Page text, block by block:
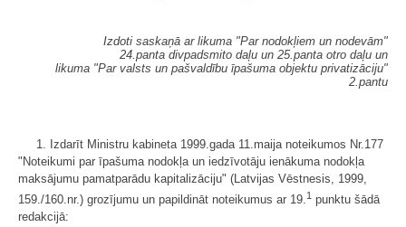
Izdoti saskaņā ar likuma "Par nodokļiem un nodevām"
24.panta divpadsmito daļu un 25.panta otro daļu un
likuma "Par valsts un pašvaldību īpašuma objektu privatizāciju"
2.pantu
1. Izdarīt Ministru kabineta 1999.gada 11.maija noteikumos Nr.177
"Noteikumi par īpašuma nodokļa un iedzīvotāju ienākuma nodokļa
maksājumu pamatparādu kapitalizāciju" (Latvijas Vēstnesis, 1999,
159./160.nr.) grozījumu un papildināt noteikumus ar 19. 1 punktu šādā
redakcijā: